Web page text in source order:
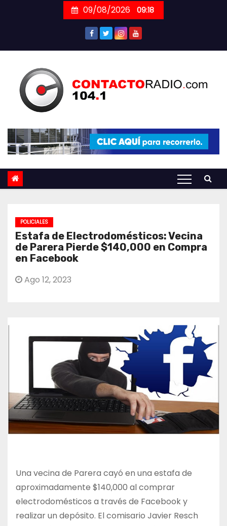
09/08/2026 09:18
POLICIALES
Estafa de Electrodomésticos: Vecina
de Parera Pierde $140,000 en Compra
en Facebook
Ago 12, 2023
Una vecina de Parera cayó en una estafa de
aproximadamente $140,000 al comprar
electrodomésticos a través de Facebook y
realizar un depósito. El comisario Javier Resch